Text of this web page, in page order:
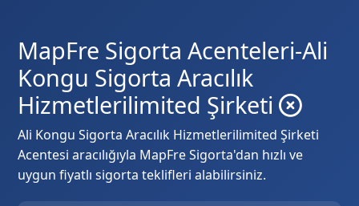
MapFre Sigorta Acenteleri-Ali
Kongu Sigorta Aracılık
Hizmetlerilimited Şirketi
Ali Kongu Sigorta Aracılık Hizmetlerilimited Şirketi
Acentesi aracılığıyla MapFre Sigorta'dan hızlı ve
uygun fiyatlı sigorta teklifleri alabilirsiniz.